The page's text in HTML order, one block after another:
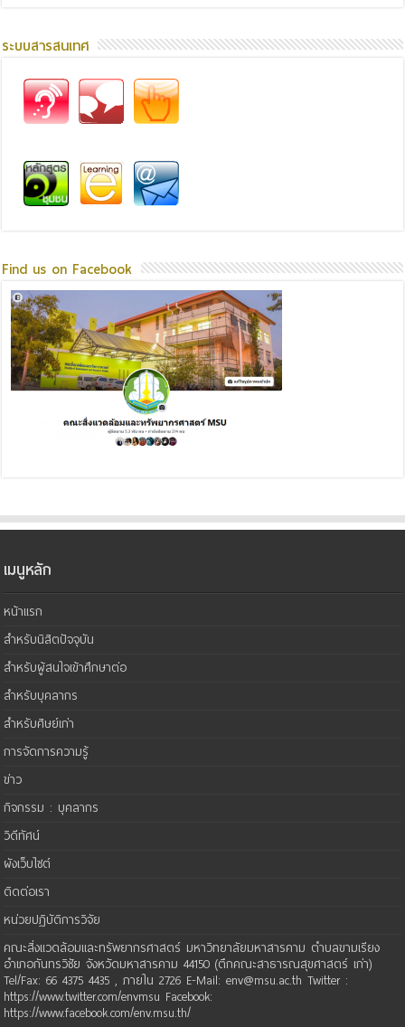
ระบบสารสนเทศ
Find us on Facebook
เมนูหลัก
หน้าแรก
สำหรับนิสิตปัจจุบัน
สำหรับผู้สนใจเข้าศึกษาต่อ
สำหรับบุคลากร
สำหรับศิษย์เก่า
การจัดการความรู้
ข่าว
กิจกรรม : บุคลากร
วิดีทัศน์
ผังเว็บไซต์
ติดต่อเรา
หน่วยปฏิบัติการวิจัย
คณะสิ่งแวดล้อมและทรัพยากรศาสตร์ มหาวิทยาลัยมหาสารคาม ตำบลขามเรียง
อำเภอกันทรวิชัย จังหวัดมหาสารคาม 44150 (ตึกคณะสาธารณสุขศาสตร์ เก่า)
Tel/Fax: 66 4375 4435 , ภายใน 2726 E-Mail: env@msu.ac.th Twitter :
https://www.twitter.com/envmsu Facebook:
https://www.facebook.com/env.msu.th/